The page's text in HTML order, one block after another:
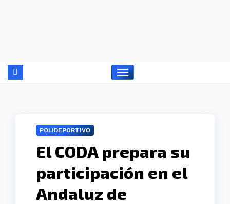
POLIDEPORTIVO
El CODA prepara su
participación en el
Andaluz de